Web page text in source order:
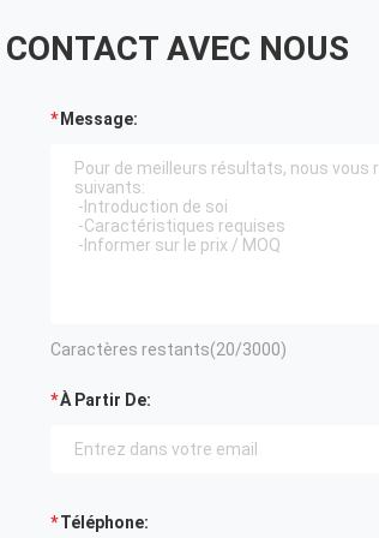
AVEC NOUS
Message:
Caractères restants(20/3000)
À Partir De:
Téléphone: